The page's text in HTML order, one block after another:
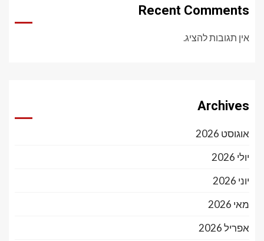
Recent Comments
אין תגובות להציג.
Archives
אוגוסט 2026
יולי 2026
יוני 2026
מאי 2026
אפריל 2026